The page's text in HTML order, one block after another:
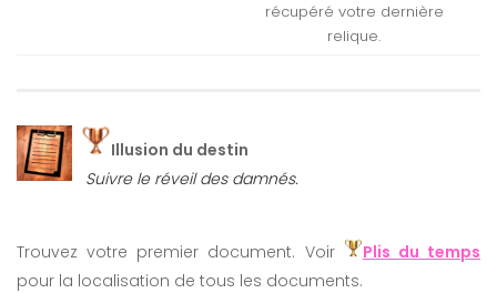
récupéré votre dernière
relique.
Illusion du destin
Suivre le réveil des damnés.
Trouvez votre premier document. Voir
Plis du temps
pour la localisation de tous les documents.